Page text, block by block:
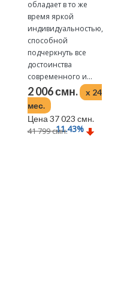
обладает в то же
время яркой
индивидуальностью,
способной
подчеркнуть все
достоинства
современного и...
2 006 смн.
x 24
мес.
Цена 37 023 смн.
41 799 смн.11.43%